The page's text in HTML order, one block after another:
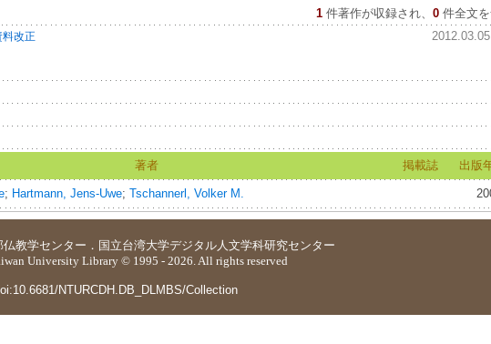
1 件著作が収録され、 0件全文を
料改正
著者 掲載誌 出版
; Hartmann, Jens-Uwe; Tschannerl, Volker M.
仏教学センター ． 国立台湾大学デジタル人文学科研究センター
University Library © 1995 - 2026. All rights reserved
NTURCDH.DB_DLMBS/Collection